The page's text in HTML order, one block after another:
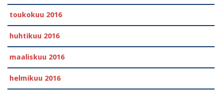
toukokuu 2016
huhtikuu 2016
maaliskuu 2016
helmikuu 2016